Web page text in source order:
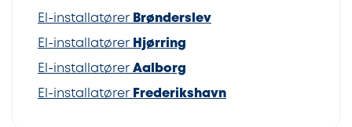
El-installatører Brønderslev
El-installatører Hjørring
El-installatører Aalborg
El-installatører Frederikshavn